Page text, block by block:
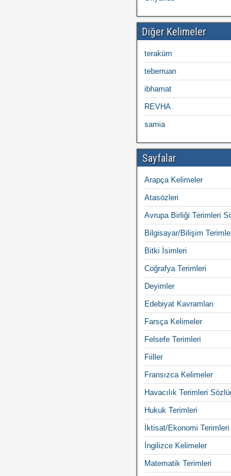
Diğer Kelimeler
teraküm
teberruan
ibhamat
REVHA
samia
Sayfalar
Arapça Kelimeler
Atasözleri
Avrupa Birliği Terimleri
Bilgisayar/Bilişim
Bitki İsimleri
Coğrafya Terimleri
Deyimler
Edebiyat Kavramları
Farsça Kelimeler
Felsefe Terimleri
Fiiller
Fransızca Kelimeler
Havacılık Terimleri
Hukuk Terimleri
İktisat/Ekonomi Terimleri
İngilizce Kelimeler
Matematik Terimleri